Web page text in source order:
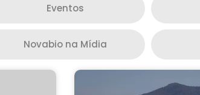
Eventos
Novabio na Mídia